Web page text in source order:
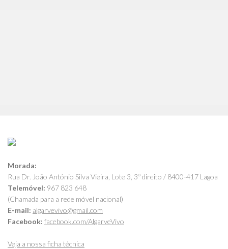
Morada:
Rua Dr. João António Silva Vieira, Lote 3, 3º direito / 8400-417 Lagoa
Telemóvel: 967 823 648
(Chamada para a rede móvel nacional)
E-mail: algarvevivo@gmail.com
Facebook: facebook.com/AlgarveVivo
Veja a nossa ficha técnica